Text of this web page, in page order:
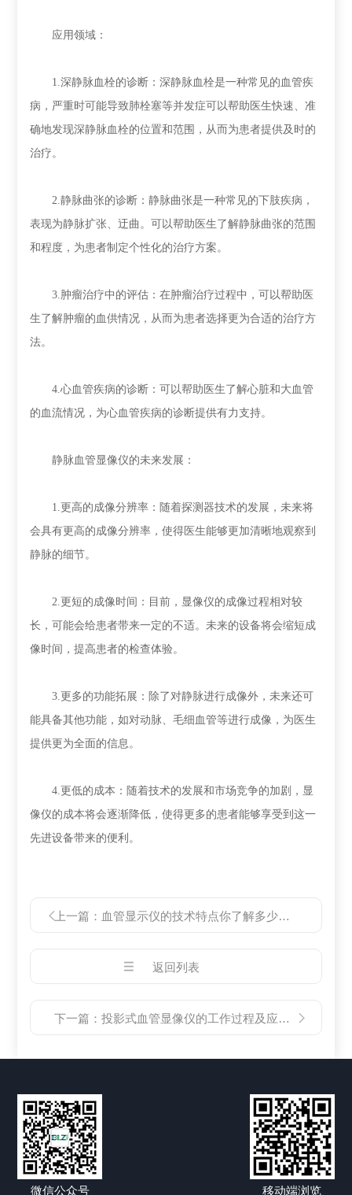
应用领域：
1.深静脉血栓的诊断：深静脉血栓是一种常见的血管疾
病，严重时可能导致肺栓塞等并发症可以帮助医生快速、准
确地发现深静脉血栓的位置和范围，从而为患者提供及时的
治疗。
2.静脉曲张的诊断：静脉曲张是一种常见的下肢疾病，
表现为静脉扩张、迂曲。可以帮助医生了解静脉曲张的范围
和程度，为患者制定个性化的治疗方案。
3.肿瘤治疗中的评估：在肿瘤治疗过程中，可以帮助医
生了解肿瘤的血供情况，从而为患者选择更为合适的治疗方
法。
4.心血管疾病的诊断：可以帮助医生了解心脏和大血管
的血流情况，为心血管疾病的诊断提供有力支持。
静脉血管显像仪的未来发展：
1.更高的成像分辨率：随着探测器技术的发展，未来将
会具有更高的成像分辨率，使得医生能够更加清晰地观察到
静脉的细节。
2.更短的成像时间：目前，显像仪的成像过程相对较
长，可能会给患者带来一定的不适。未来的设备将会缩短成
像时间，提高患者的检查体验。
3.更多的功能拓展：除了对静脉进行成像外，未来还可
能具备其他功能，如对动脉、毛细血管等进行成像，为医生
提供更为全面的信息。
4.更低的成本：随着技术的发展和市场竞争的加剧，显
像仪的成本将会逐渐降低，使得更多的患者能够享受到这一
先进设备带来的便利。
上一篇： 血管显示仪的技术特点你了解多少？和我一起来看看吧
返回列表
下一篇：投影式血管显像仪的工作过程及应用途径
微信公众号 移动端浏览